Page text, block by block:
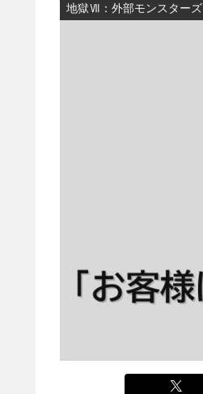
地獄Ⅶ：外部モンスターズ